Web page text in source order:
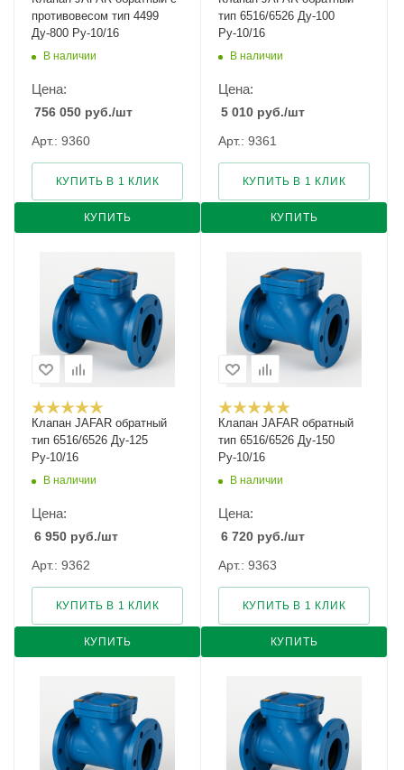
противовесом тип 4499
Ду-800 Ру-10/16
В наличии
Цена:
756 050 руб./шт
Арт.: 9360
КУПИТЬ
КУПИТЬ В 1 КЛИК
тип 6516/6526 Ду-100
Ру-10/16
В наличии
Цена:
5 010 руб./шт
Арт.: 9361
КУПИТЬ
КУПИТЬ В 1 КЛИК
Клапан JAFAR обратный
тип 6516/6526 Ду-125
Ру-10/16
В наличии
Цена:
6 950 руб./шт
Арт.: 9362
КУПИТЬ
КУПИТЬ В 1 КЛИК
Клапан JAFAR обратный
тип 6516/6526 Ду-150
Ру-10/16
В наличии
Цена:
6 720 руб./шт
Арт.: 9363
КУПИТЬ
КУПИТЬ В 1 КЛИК